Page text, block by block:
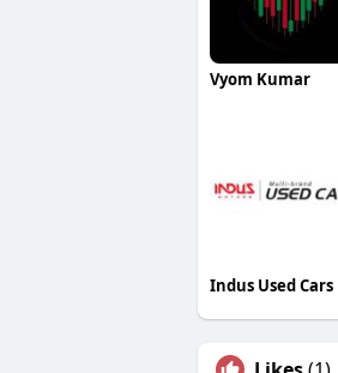
Vyom Kumar
Indus Used Cars